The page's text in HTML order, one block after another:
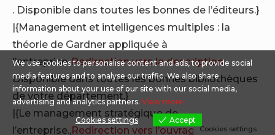
. Disponible dans toutes les bonnes de l’éditeurs.}
|{Management et intelligences multiples : la
théorie de Gardner appliquée à
l’entreprise.,Redirection vers la description.
Disponible dans toutes les bonnes bibliothèques
de votre département.}
|{Le management stratégique de
l’entreprise.,Redirection vers l’ouvrage.}
We use cookies to personalise content and ads, to provide social
media features and to analyse our traffic. We also share
information about your use of our site with our social media,
advertising and analytics partners. View more
Cookies settings
Accept
Cookies settings